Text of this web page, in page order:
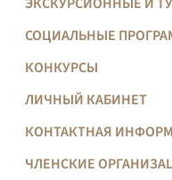
СОЦИАЛЬНЫЕ
КОНКУРСЫ
ЛИЧНЫЙ КАБИНЕТ
КОНТАКТНАЯ
ЧЛЕНСКИЕ